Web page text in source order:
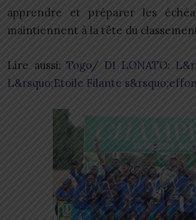
apprendre et préparer les
maintiennent à la tête du
Lire aussi:Togo/ D1 LONATO:
L&rsquo;Etoile Filante